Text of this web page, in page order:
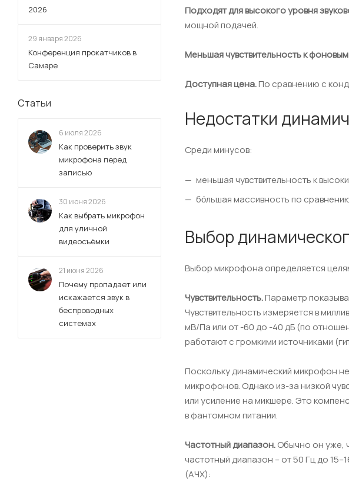
Подходят для высокого уровня
мощной подачей.
Меньшая чувствительность к
Доступная цена.По сравнению с
Недостатки
Среди минусов:
меньшая чувствительность к
бо́льшая массивность по
Выбор
Выбор микрофона определяется
Чувствительность.Параметр
Чувствительность измеряется в
мВ/Па или от -60 до -40 дБ (по
работают с громкими источниками
Поскольку динамический микрофон
микрофонов. Однако из-за низкой
или усиление на микшере. Это
в фантомном питании.
Частотный диапазон.Обычно он уже,
частотный диапазон – от 50 Гц до
(АЧХ):
2026
29 января 2026
Конференция прокатчиков в
Самаре
Статьи
6 июля 2026
Как проверить звук
микрофона перед
записью
30 июня 2026
Как выбрать микрофон
для уличной
видеосъёмки
21 июня 2026
Почему пропадает или
искажается звук в
беспроводных
системах